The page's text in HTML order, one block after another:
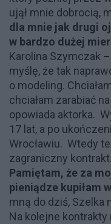
ujął mnie dobrocią,
dla mnie jak drugi
w bardzo dużej
Karolina Szymczak –
myślę, że tak
o modeling.
chciałam zarabiać
opowiada aktorka.
17 lat, a po
Wrocławiu. Wtedy
zagraniczny
Pamiętam, że za
pieniądze kupiłam
mną do dziś, Szelka
Na kolejne kontrakty